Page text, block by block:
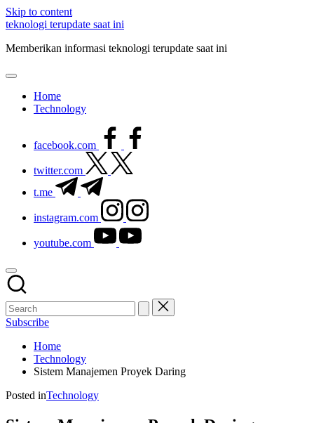
Skip to content
teknologi terupdate saat ini
Memberikan informasi teknologi terupdate saat ini
Home
Technology
facebook.com
twitter.com
t.me
instagram.com
youtube.com
Subscribe
Home
Technology
Sistem Manajemen Proyek Daring
Posted inTechnology